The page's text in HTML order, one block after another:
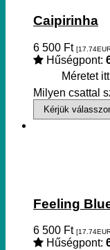
Caipirinha
6 500 Ft [17.74
Hűségpont:
Méretet
Milyen csattal
Feeling
6 500 Ft [17.74
Hűségpont: